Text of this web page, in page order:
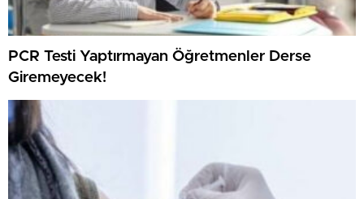
PCR Testi Yaptırmayan Öğretmenler Derse
Giremeyecek!